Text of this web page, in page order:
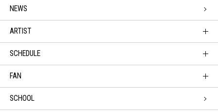
NEWS
ARTIST
SCHEDULE
FAN
SCHOOL